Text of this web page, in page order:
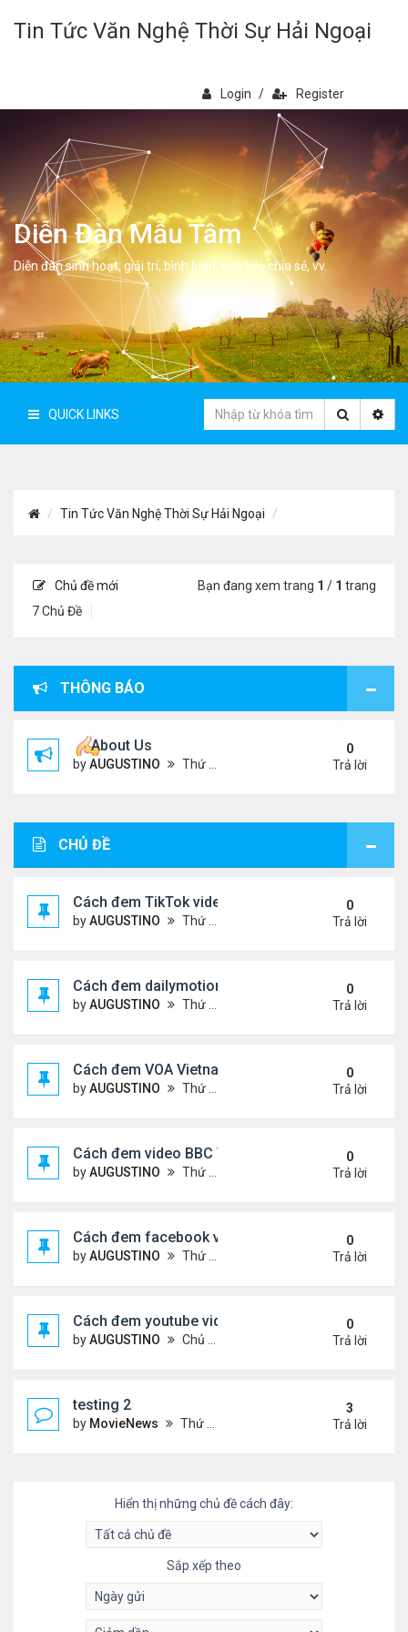
Tin Tức Văn Nghệ Thời Sự Hải Ngoại
Login / Register
Diễn Đàn Mẫu Tâm
Diễn đàn sinh hoạt, giải trí, bình luân, học hỏi, chia sẻ, vv.
QUICK LINKS
Tin Tức Văn Nghệ Thời Sự Hải Ngoại
Chủ đề mới
7 Chủ Đề
Bạn đang xem trang 1 / 1 trang
THÔNG BÁO
About Us
byAUGUSTINO Thứ 4 Tháng 10 07, 2020 4:27 pm
0
Trả lời
CHỦ ĐỀ
Cách đem TikTok video vào diễn đàn
byAUGUSTINO Thứ 4 Tháng 11 11, 2020 11:44 am
0
Trả lời
Cách đem dailymotion video vào diễn đàn
byAUGUSTINO Thứ 5 Tháng 10 15, 2020 12:14 pm
0
Trả lời
Cách đem VOA Vietnamese vào diễn đàn
byAUGUSTINO Thứ 5 Tháng 10 15, 2020 11:08 am
0
Trả lời
Cách đem video BBC Việt vào diễn đàn
byAUGUSTINO Thứ 5 Tháng 10 15, 2020 10:34 am
0
Trả lời
Cách đem facebook video vào diễn đàn
byAUGUSTINO Thứ 4 Tháng 10 14, 2020 10:42 pm
0
Trả lời
Cách đem youtube video vào diễn đàn
byAUGUSTINO Chủ nhật Tháng 10 11, 2020 8:50 pm
0
Trả lời
testing 2
by MovieNews Thứ 4 Tháng 10 14, 2020 10:16 pm
3
Trả lời
Hiển thị những chủ đề cách đây:
Sắp xếp theo